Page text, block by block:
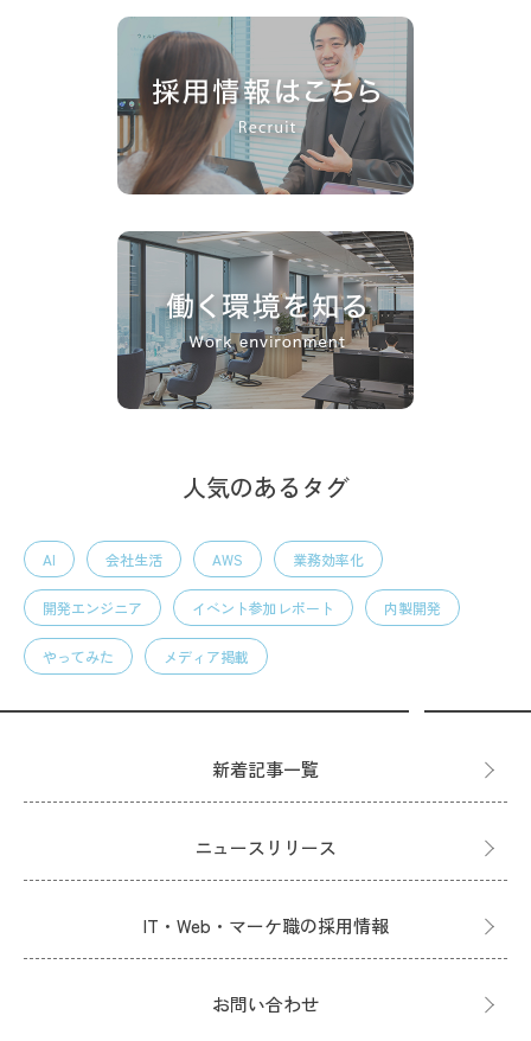
人気のあるタグ
AI 会社生活 AWS 業務効率化
開発エンジニア イベント参加レポート 内製開発
やってみた メディア掲載
新着記事一覧
ニュースリリース
IT・Web・マーケ職の採用情報
お問い合わせ